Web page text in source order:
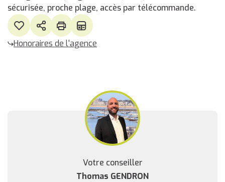
sécurisée, proche plage, accès par télécommande.
Honoraires de l'agence
Votre conseiller
Thomas GENDRON